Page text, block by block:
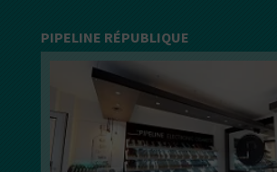
PIPELINE RÉPUBLIQUE